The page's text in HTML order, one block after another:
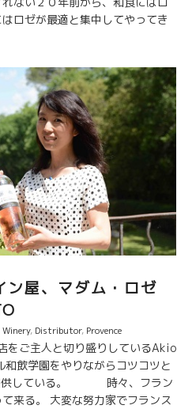
ロゼが最適と集中してやってき
ロゼ。 プロヴァンスにも名前が
マダム・ロゼ、アキコさんは３
和食屋さんでソワレを開いてくれ
ロゼと和食に合わせて頂きまし
、大発見で大好評だった。 ホ
ージでした。和食とあまりにも
いていました。 マダム・ロゼ、
した。最高のソワレでした。
très important client
Rosé ! Elle s’appelle Madame
GOTO du magasin ESPOA
vendre autant de rosés que
Mais Madame Rosé coryait
rosé qui convenait le mieux
ou familiale. Même en
parler son surnom « Madame
Richaume. En janvier dernier,
ESPOA GOTO à
Et pour la dégustation du […]
ン屋、マダム・ロゼ
Winery, Distributor, Provence
をご主人と切り盛りしているAkio
和飲学園をやりながらコツコツと
提供している。 時々、フラン
来る。 大変な努力家でフランス